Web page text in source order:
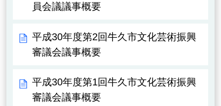
員会議議事概要
平成30年度第2回牛久市文化芸術振興
審議会議事概要
平成30年度第1回牛久市文化芸術振興
審議会議事概要